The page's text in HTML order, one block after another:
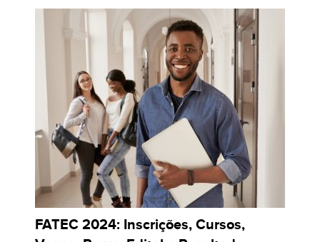
FATEC 2024: Inscrições, Cursos,